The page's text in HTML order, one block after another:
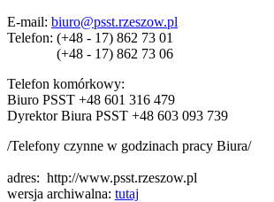
E-mail: biuro@psst.rzeszow.pl
Telefon: (+48 - 17) 862 73 01
(+48 - 17) 862 73 06
Telefon komórkowy:
Biuro PSST +48 601 316 479
Dyrektor Biura PSST +48 603 093 739
/Telefony czynne w godzinach pracy Biura/
adres: http://www.psst.rzeszow.pl
wersja archiwalna: tutaj